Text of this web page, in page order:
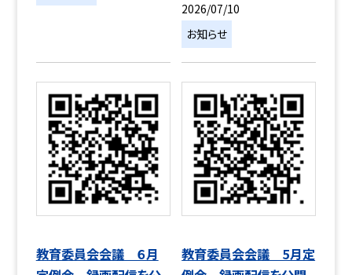
2026/07/10
お知らせ
教育委員会会議 ６月
教育委員会会議 5月定